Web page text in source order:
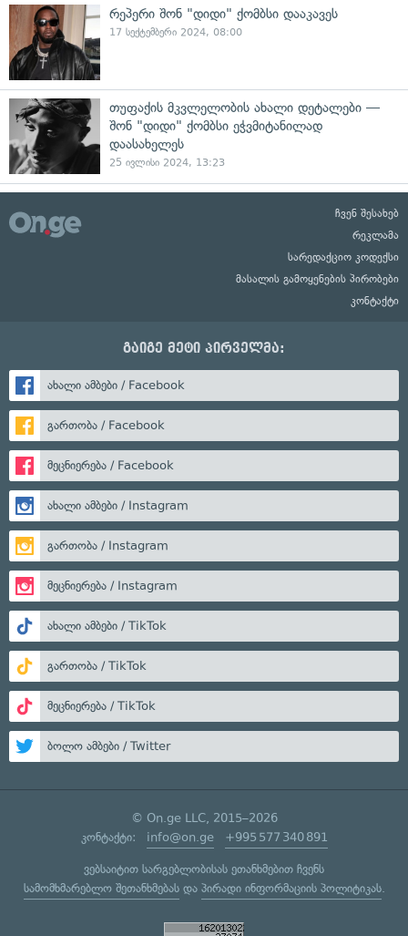
რეპერი შონ "დიდი" ქომბსი დააკავეს
17 სექტემბერი 2024, 08:00
თუფაქის მკვლელობის ახალი დეტალები —
შონ "დიდი" ქომბსი ეჭვმიტანილად
დაასახელეს
25 ივლისი 2024, 13:23
ჩვენ შესახებ
რეკლამა
სარედაქციო კოდექსი
მასალის გამოყენების პირობები
კონტაქტი
გაიგე მეტი პირველმა:
ახალი ამბები / Facebook
გართობა / Facebook
მეცნიერება / Facebook
ახალი ამბები / Instagram
გართობა / Instagram
მეცნიერება / Instagram
ახალი ამბები / TikTok
გართობა / TikTok
მეცნიერება / TikTok
ბოლო ამბები / Twitter
© On.ge LLC, 2015–2026
კონტაქტი: info@on.ge +995 577 340 891
ვებსაიტით სარგებლობისას ეთანხმებით ჩვენს
სამომხმარებლო შეთანხმებასდა პირადი ინფორმაციის პოლიტიკას.